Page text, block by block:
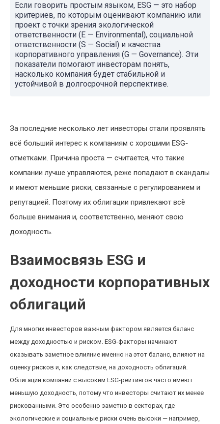
Если говорить простым языком, ESG — это набор
критериев, по которым оценивают компанию или
проект с точки зрения экологической
ответственности (E — Environmental), социальной
ответственности (S — Social) и качества
корпоративного управления (G — Governance). Эти
показатели помогают инвесторам понять,
насколько компания будет стабильной и
устойчивой в долгосрочной перспективе.
За последние несколько лет инвесторы стали проявлять
всё больший интерес к компаниям с хорошими ESG-
отметками. Причина проста — считается, что такие
компании лучше управляются, реже попадают в скандалы
и имеют меньшие риски, связанные с регулированием и
репутацией. Поэтому их облигации привлекают всё
больше внимания и, соответственно, меняют свою
доходность.
Взаимосвязь ESG и
доходности корпоративных
облигаций
Для многих инвесторов важным фактором является баланс
между доходностью и риском. ESG-факторы начинают
оказывать заметное влияние именно на этот баланс, влияют на
оценку рисков и, как следствие, на доходность облигаций.
Облигации компаний с высоким ESG-рейтингов часто имеют
меньшую доходность, потому что инвесторы считают их менее
рискованными. Это особенно заметно в секторах, где
экологические и социальные риски очень высоки — например,